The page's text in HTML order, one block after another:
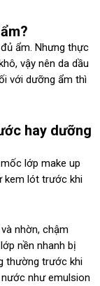
ẩm. Nhưng thực
vậy nên da dầu
với dưỡng ẩm thì
hay dưỡng
lớp make up
kem lót trước khi
nhờn, chậm
nền nhanh bị
thường trước khi
như emulsion